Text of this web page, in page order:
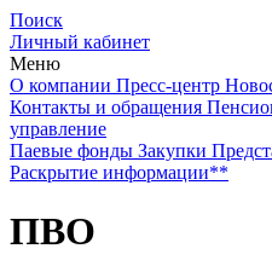
Поиск
Личный кабинет
Меню
О компании Пресс-центр
Контакты и обращения
управление
Паевые фонды Закупки
Раскрытие информации**
ПВО